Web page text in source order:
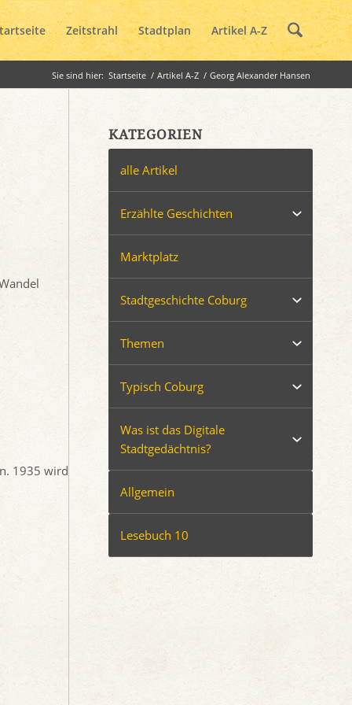
Zeitstrahl Stadtplan Artikel A-Z
Sie sind hier: Startseite / Artikel A-Z / Georg Alexander Hansen
1935 wird
KATEGORIEN
alle Artikel
Erzählte Geschichten
Marktplatz
Stadtgeschichte Coburg
Themen
Typisch Coburg
Was ist das Digitale
Stadtgedächtnis?
Allgemein
Lesebuch 10